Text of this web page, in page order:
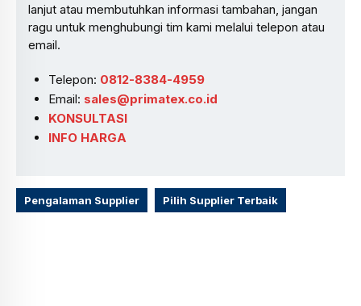
lanjut atau membutuhkan informasi tambahan, jangan
ragu untuk menghubungi tim kami melalui telepon atau
email.
Telepon: 0812-8384-4959
Email: sales@primatex.co.id
KONSULTASI
INFO HARGA
Pengalaman Supplier Pilih Supplier Terbaik